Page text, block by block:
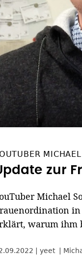
zur
Michael
in
warum ihm
yeet